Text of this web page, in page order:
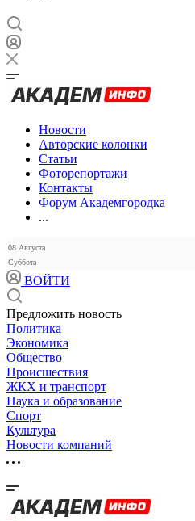
Новости
Авторские колонки
Статьи
Фоторепортажи
Контакты
Форум Академгородка
...
08 Августа
Суббота
ВОЙТИ
Предложить новость
Политика
Экономика
Общество
Происшествия
ЖКХ и транспорт
Наука и образование
Спорт
Культура
Новости компаний